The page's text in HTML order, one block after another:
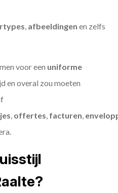
, afbeeldingen en zelfs
voor een uniforme
en overal zou moeten
, offertes, facturen,